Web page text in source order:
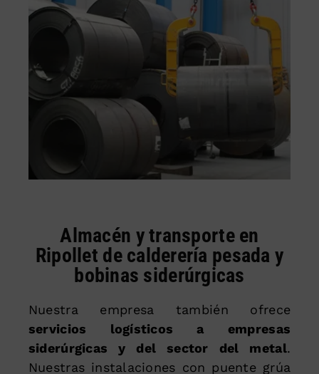
Almacén y transporte en
Ripollet de calderería pesada y
bobinas siderúrgicas
Nuestra empresa también ofrece
servicios logísticos a empresas
siderúrgicas y del sector del metal.
Nuestras instalaciones con puente grúa